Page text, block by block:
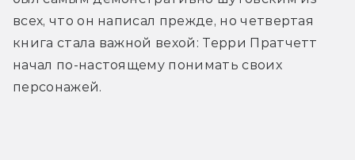
всех, что он написал прежде, но четвертая
книга стала важной вехой: Терри Пратчетт
начал по-настоящему понимать своих
персонажей.